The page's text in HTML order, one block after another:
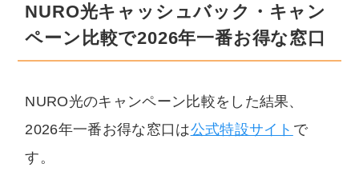
NURO光キャッシュバック・キャン
ペーン比較で2026年一番お得な窓口
NURO光のキャンペーン比較をした結果、
2026年一番お得な窓口は公式特設サイト で
す。